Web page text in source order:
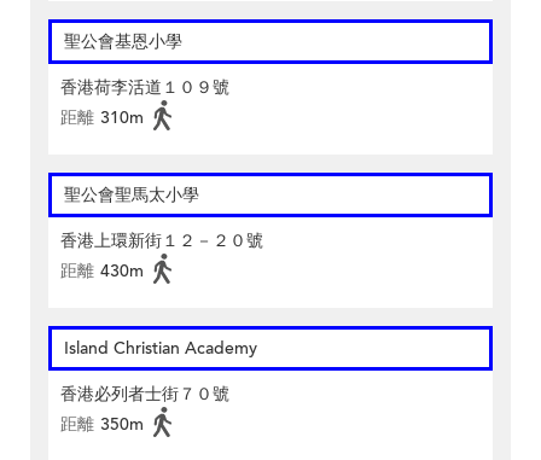
聖公會基恩小學
香港荷李活道１０９號
距離 310m
聖公會聖馬太小學
香港上環新街１２－２０號
距離 430m
Island Christian Academy
香港必列者士街７０號
距離 350m